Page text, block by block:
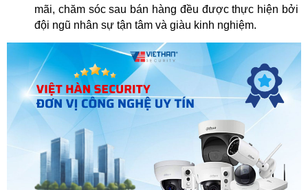
mãi, chăm sóc sau bán hàng đều được thực hiện bởi
đội ngũ nhân sự tận tâm và giàu kinh nghiệm.